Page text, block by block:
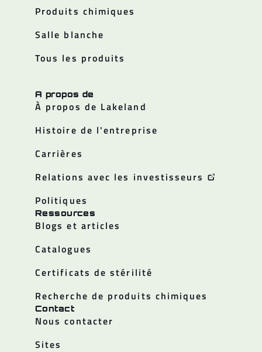
Produits chimiques
Salle blanche
Tous les produits
A propos de
À propos de Lakeland
Histoire de l'entreprise
Carrières
Relations avec les investisseurs
Politiques
Ressources
Blogs et articles
Catalogues
Certificats de stérilité
Recherche de produits chimiques
Contact
Nous contacter
Sites